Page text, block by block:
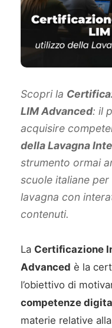
Scopri la
LIM Advanced: il
acquisire
della Lavagna
strumento ormai
scuole italiane
lavagna con
contenuti.
La Certificazione
Advanced è la
l’obiettivo di
competenze
materie relative